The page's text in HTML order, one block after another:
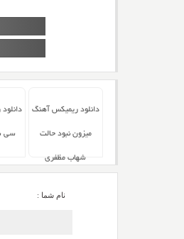
دانلود ریمیکس آهنگ
میزون نبود حالت
شهاب مظفری
سی
نام شما :